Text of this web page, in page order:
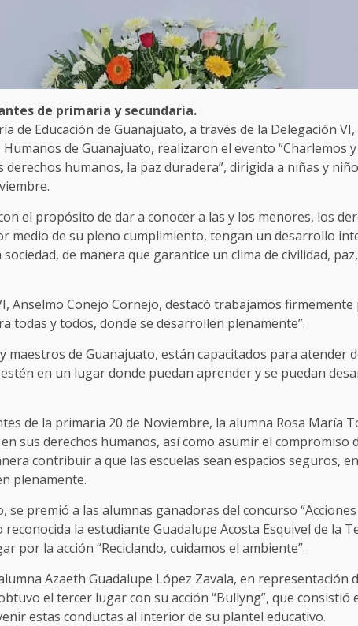
de primaria y secundaria.
de Educación de Guanajuato, a través de la Delegación
de Guanajuato, realizaron el evento “Charlemos
derechos humanos, la paz duradera”, dirigida a niñas y
el propósito de dar a conocer a las y los menores, los
medio de su pleno cumplimiento, tengan un desarrollo
de manera que garantice un clima de civilidad,
Anselmo Conejo Cornejo, destacó trabajamos
todas y todos, donde se desarrollen plenamente”.
maestros de Guanajuato, están capacitados para atender
en un lugar donde puedan aprender y se puedan
de la primaria 20 de Noviembre, la alumna Rosa María
sus derechos humanos, así como asumir el compromiso
contribuir a que las escuelas sean espacios seguros,
plenamente.
se premió a las alumnas ganadoras del concurso
reconocida la estudiante Guadalupe Acosta Esquivel de la
por la acción “Reciclando, cuidamos el ambiente”.
Azaeth Guadalupe López Zavala, en representación
el tercer lugar con su acción “Bullyng”, que consistió
estas conductas al interior de su plantel educativo.